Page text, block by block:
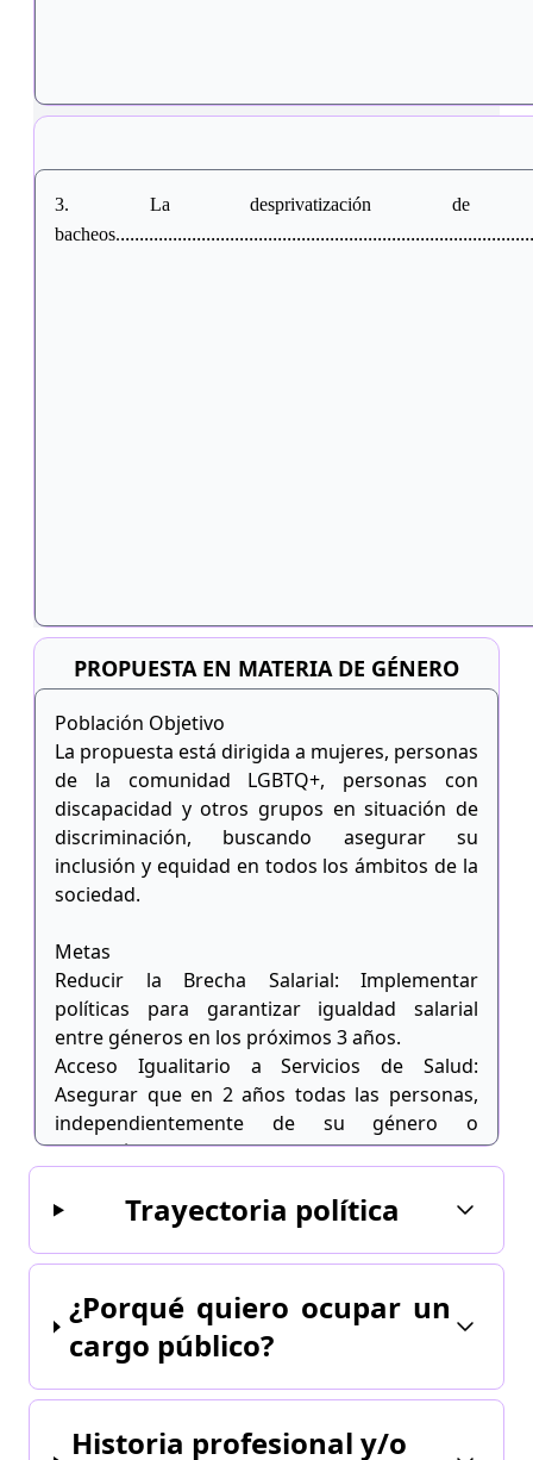
3. La desprivatización de
bacheos.
PROPUESTA EN MATERIA DE GÉNERO
Población Objetivo
La propuesta está dirigida a mujeres, personas
de la comunidad LGBTQ+, personas con
discapacidad y otros grupos en situación de
discriminación, buscando asegurar su
inclusión y equidad en todos los ámbitos de la
sociedad.
Metas
Reducir la Brecha Salarial: Implementar
políticas para garantizar igualdad salarial
entre géneros en los próximos 3 años.
Acceso Igualitario a Servicios de Salud:
Asegurar que en 2 años todas las personas,
independientemente de su género o
condición, tengan acceso equitativo a servicios
Incrementar la Representación Política:
cargos públicos y privados para alcanzar al
menos un 40% de representación femenina y
de otros grupos discriminados en 5 años.
Erradicar la Violencia de Género: Desarrollar
los casos de violencia de género en un 50% en
4 años.
Trayectoria política
¿Porqué quiero ocupar un
cargo público?
Historia profesional y/o